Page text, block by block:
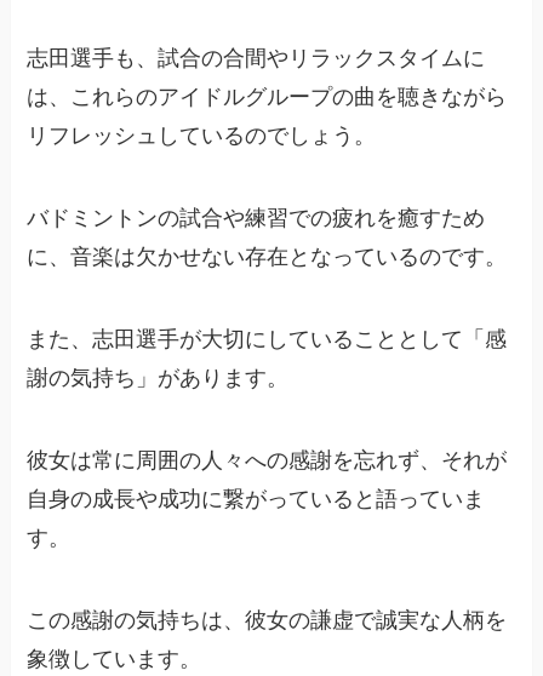
志田選手も、試合の合間やリラックスタイムに
は、これらのアイドルグループの曲を聴きながら
リフレッシュしているのでしょう。
バドミントンの試合や練習での疲れを癒すため
に、音楽は欠かせない存在となっているのです。
また、志田選手が大切にしていることとして「感
謝の気持ち」があります。
彼女は常に周囲の人々への感謝を忘れず、それが
自身の成長や成功に繋がっていると語っていま
す。
この感謝の気持ちは、彼女の謙虚で誠実な人柄を
象徴しています。